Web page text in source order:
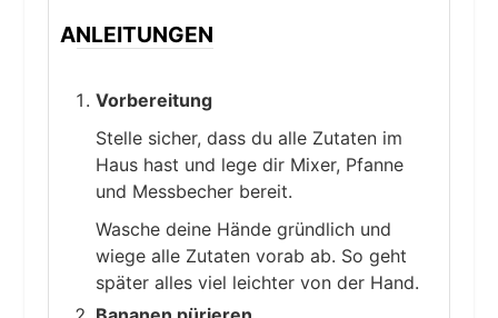
ANLEITUNGEN
Vorbereitung
Stelle sicher, dass du alle Zutaten im
Haus hast und lege dir Mixer, Pfanne
und Messbecher bereit.
Wasche deine Hände gründlich und
wiege alle Zutaten vorab ab. So geht
später alles viel leichter von der Hand.